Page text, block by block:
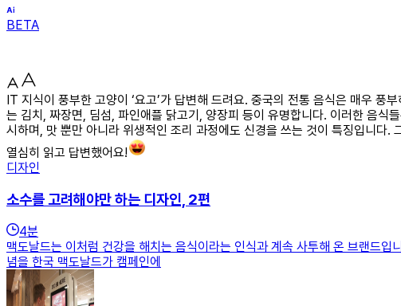
BETA
IT 지식이 풍부한 고양이 ‘요고’가 답변해 드려요. 중국의 전통 음식은 매우 풍
는 김치, 짜장면, 딤섬, 파인애플 닭고기, 양장피 등이 유명합니다. 이러한 음식
시하며, 맛 뿐만 아니라 위생적인 조리 과정에도 신경을 쓰는 것이 특징입니다.
열심히 읽고 답변했어요!
디자인
소수를 고려해야만 하는 디자인, 2편
4분
맥도날드는 이처럼 건강을 해치는 음식이라는 인식과 계속 사투해 온 브랜드입
념을 한국 맥도날드가 캠페인에